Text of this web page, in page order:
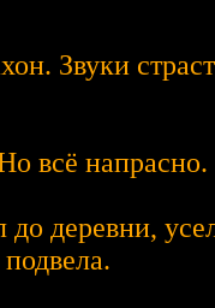
Звуки
всё напрасно.
деревни,